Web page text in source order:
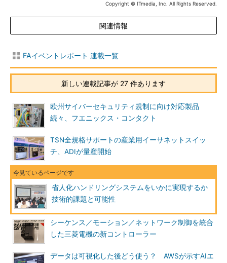
Copyright © ITmedia, Inc. All Rights Reserved.
関連情報
FAイベントレポート 連載一覧
新しい連載記事が 27 件あります
欧州サイバーセキュリティ規制に向け対応製品
続々、フエニックス・コンタクト
TSN全規格サポートの産業用イーサネットスイッ
チ、ADIが量産開始
省人化ハンドリングシステムをいかに実現するか
技術的課題と可能性
シーケンス／モーション／ネットワーク制御を統合
した三菱電機の新コントローラー
データは可視化した後どう使う？ AWSが示すAIエ